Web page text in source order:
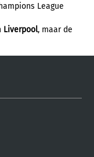
League
Liverpool, maar de